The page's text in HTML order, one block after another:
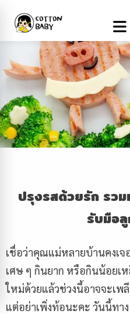
ปรุงรสด้วยรัก รวม
รับมือ
เชื่อว่าคุณแม่หลายบ้านคงเ
เศษ ๆ กินยาก หรือกินน้อยเ
ใหม่ด้วยแล้วช่วงนี้อาจจะเพ
แต่อย่าเพิ่งท้อนะคะ วันนี้ทาง